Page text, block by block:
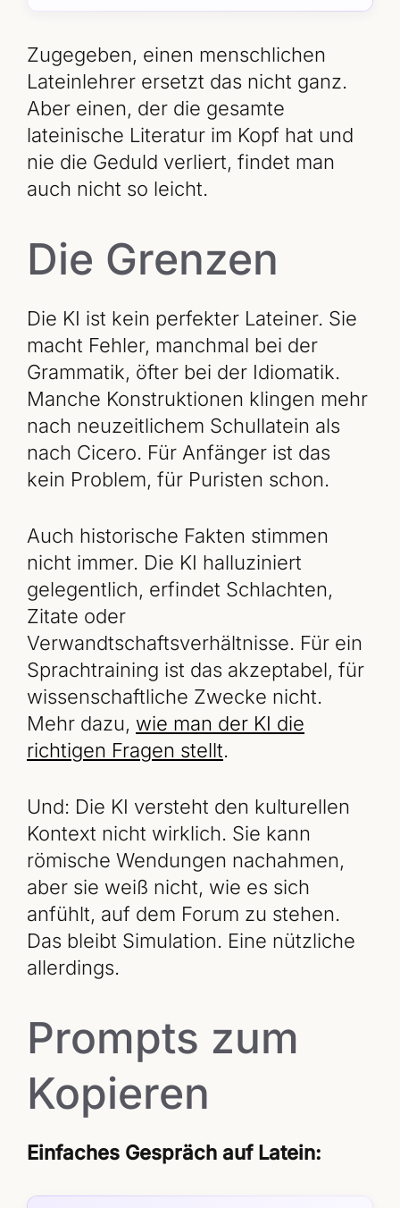
Zugegeben, einen menschlichen
Lateinlehrer ersetzt das nicht ganz.
Aber einen, der die gesamte
lateinische Literatur im Kopf hat und
nie die Geduld verliert, findet man
auch nicht so leicht.
Die Grenzen
Die KI ist kein perfekter Lateiner. Sie
macht Fehler, manchmal bei der
Grammatik, öfter bei der Idiomatik.
Manche Konstruktionen klingen mehr
nach neuzeitlichem Schullatein als
nach Cicero. Für Anfänger ist das
kein Problem, für Puristen schon.
Auch historische Fakten stimmen
nicht immer. Die KI halluziniert
gelegentlich, erfindet Schlachten,
Zitate oder
Verwandtschaftsverhältnisse. Für ein
Sprachtraining ist das akzeptabel, für
wissenschaftliche Zwecke nicht.
Mehr dazu, wie man der KI die
richtigen Fragen stellt.
Und: Die KI versteht den kulturellen
Kontext nicht wirklich. Sie kann
römische Wendungen nachahmen,
aber sie weiß nicht, wie es sich
anfühlt, auf dem Forum zu stehen.
Das bleibt Simulation. Eine nützliche
allerdings.
Prompts zum
Kopieren
Einfaches Gespräch auf Latein: